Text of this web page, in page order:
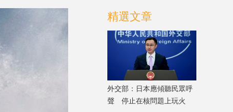
精選文章
外交部：日本應傾聽民眾呼
聲 停止在核問題上玩火